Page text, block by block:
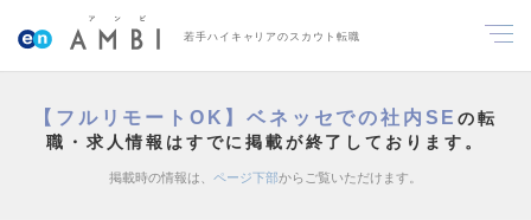
若手ハイキャリアのスカウト転職
【フルリモートOK】ベネッセでの社内SEの転
職・求人情報はすでに掲載が終了しております。
掲載時の情報は、 ページ下部からご覧いただけます。